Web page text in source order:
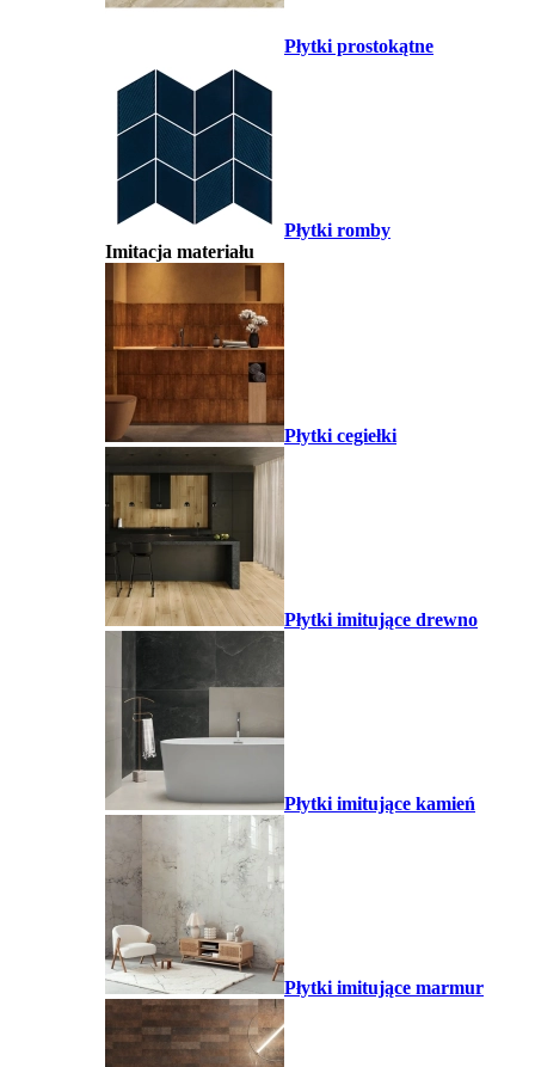
Płytki prostokątne
Płytki romby
Imitacja materiału
Płytki cegiełki
Płytki imitujące drewno
Płytki imitujące kamień
Płytki imitujące marmur